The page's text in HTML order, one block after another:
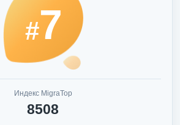
#7
Индекс MigraTop
8508